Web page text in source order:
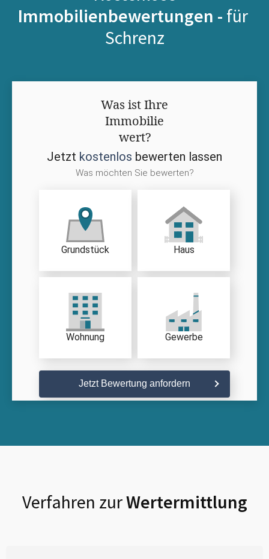
Immobilienbewertungen - für
Schrenz
Was ist Ihre
Immobilie
wert?
Jetzt kostenlos bewerten lassen
Was möchten Sie bewerten?
Grundstück Haus
Wohnung Gewerbe
Jetzt Bewertung anfordern
Verfahren zurWertermittlung